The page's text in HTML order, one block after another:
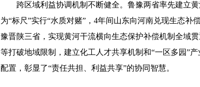
跨区域利益协调机制不断健全。鲁豫两省率先建立黄
为“标尺”实行“水质对赌”，4年间山东向河南兑现生态
豫晋陕三省，实现黄河干流横向生态保护补偿机制全域
等打破地域限制，建立化工人才共享机制和“一区多园”
配置，彰显了“责任共担、利益共享”的协同智慧。